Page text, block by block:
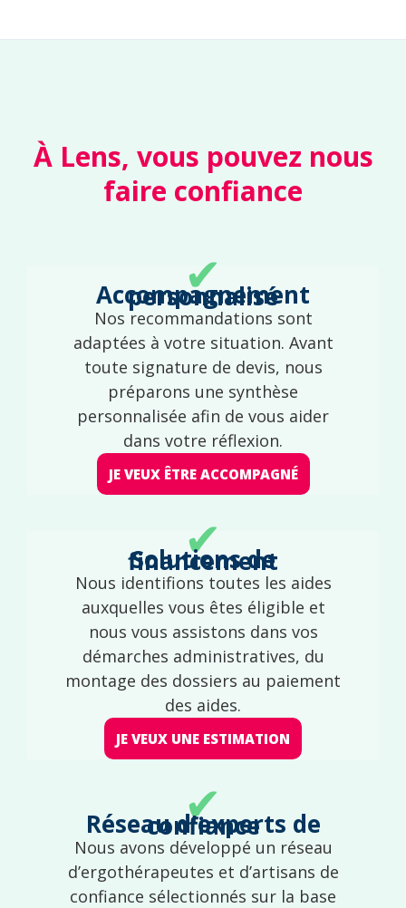
À Lens, vous pouvez nous
faire confiance
✔
Accompagnement personnalisé
Nos recommandations sont
adaptées à votre situation. Avant
toute signature de devis, nous
préparons une synthèse
personnalisée afin de vous aider
dans votre réflexion.
JE VEUX ÊTRE ACCOMPAGNÉ
✔
Solutions de financement
Nous identifions toutes les aides
auxquelles vous êtes éligible et
nous vous assistons dans vos
démarches administratives, du
montage des dossiers au paiement
des aides.
JE VEUX UNE ESTIMATION
✔
Réseau d'experts de confiance
Nous avons développé un réseau
d’ergothérapeutes et d’artisans de
confiance sélectionnés sur la base